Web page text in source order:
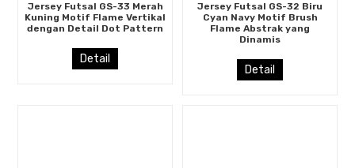
Jersey Futsal GS-33 Merah
Kuning Motif Flame Vertikal
dengan Detail Dot Pattern
Detail
Jersey Futsal GS-32 Biru
Cyan Navy Motif Brush
Flame Abstrak yang
Dinamis
Detail